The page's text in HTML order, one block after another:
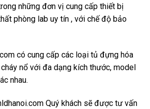
những đơn vị cung cấp thiết bị
phòng lab uy tín , với chế độ bảo
có cung cấp các loại tủ đựng hóa
nổ với đa dạng kích thước, model
nhau.
Quý khách sẽ được tư vấn